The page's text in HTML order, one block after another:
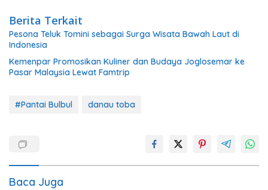
Berita Terkait
Pesona Teluk Tomini sebagai Surga Wisata Bawah Laut di
Indonesia
Kemenpar Promosikan Kuliner dan Budaya Joglosemar ke
Pasar Malaysia Lewat Famtrip
#Pantai Bulbul danau toba
Baca Juga